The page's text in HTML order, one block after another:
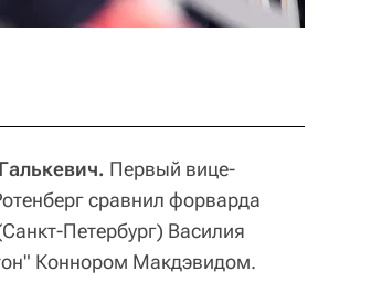
Первый вице-
сравнил форварда
Петербург) Василия
Коннором Макдэвидом.